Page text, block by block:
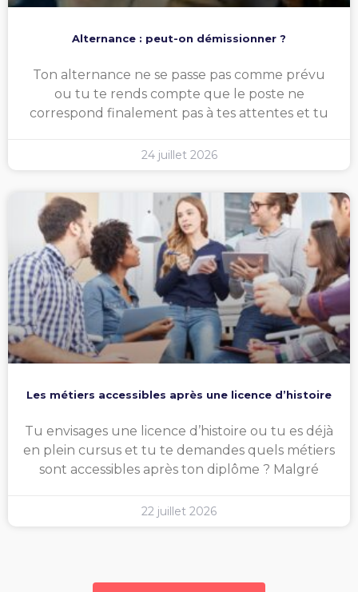
Alternance : peut-on démissionner ?
Ton alternance ne se passe pas comme prévu
ou tu te rends compte que le poste ne
correspond finalement pas à tes attentes et tu
24 juillet 2026
Les métiers accessibles après une licence d’histoire
Tu envisages une licence d’histoire ou tu es déjà
en plein cursus et tu te demandes quels métiers
sont accessibles après ton diplôme ? Malgré
22 juillet 2026